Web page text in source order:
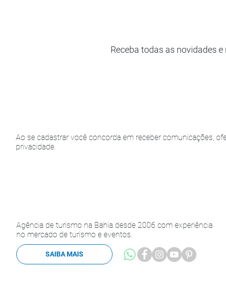
Agência de turismo na Bahia desde 2006 com experiência
no mercado de turismo e eventos.
SAIBA MAIS
Receba todas as novidades
Ao se cadastrar você concorda em receber comunicações,
privacidade.